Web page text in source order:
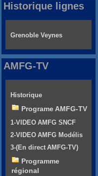
Historique lignes
Grenoble Veynes
AMFG-TV
Historique
Programe AMFG-TV
1-VIDEO AMFG SNCF
2-VIDEO AMFG Modélis
3-(En direct AMFG-TV)
Programme
régional